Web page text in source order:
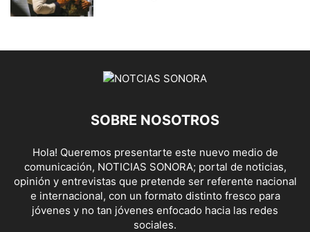
SOBRE NOSOTROS
Hola! Queremos presentarte este nuevo medio de
comunicación, NOTICIAS SONORA; portal de noticias,
opinión y entrevistas que pretende ser referente nacional
e internacional, con un formato distinto fresco para
jóvenes y no tan jóvenes enfocado hacia las redes
sociales.